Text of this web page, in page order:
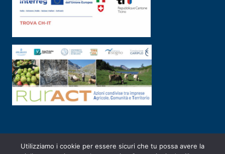
Utilizziamo i cookie per essere sicuri che tu possa avere la